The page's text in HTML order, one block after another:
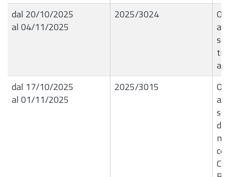
dal 20/10/2025
al 04/11/2025
2025/3024
a
dal 17/10/2025
al 01/11/2025
2025/3015
di